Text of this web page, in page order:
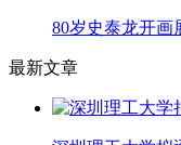
80岁史泰龙开画
最新文章